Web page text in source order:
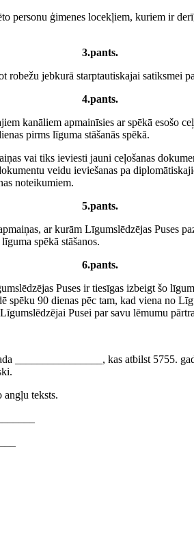
personu ģimenes locekļiem, kuriem ir
3.pants.
robežu jebkurā starptautiskajai satiksmei
4.pants.
kanāliem apmainīsies ar spēkā esošo
pirms līguma stāšanās spēkā.
vai tiks ieviesti jauni ceļošanas
veidu ieviešanas pa
noteikumiem.
5.pants.
ar kurām Līgumslēdzējas Puses
spēkā stāšanos.
6.pants.
Puses ir tiesīgas izbeigt šo
spēku 90 dienas pēc tam, kad viena no
Pusei par savu lēmumu
________________, kas atbilst 5755.
teksts.